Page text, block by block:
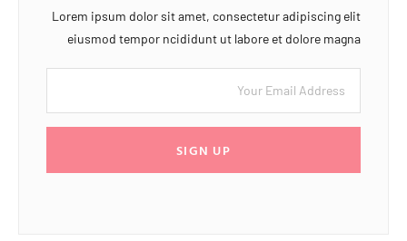
Lorem ipsum dolor sit amet, consectetur adipiscing elit
eiusmod tempor ncididunt ut labore et dolore magna
SIGN UP